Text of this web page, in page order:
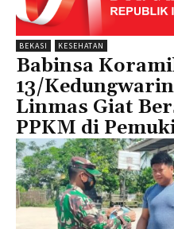
BEKASI KESEHATAN
Babinsa
13/
Linmas Giat
PPKM di